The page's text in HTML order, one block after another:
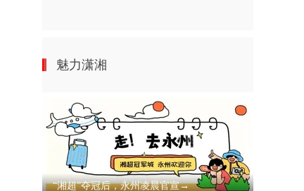
魅力潇湘
“湘超”夺冠后，永州凌晨官宣→